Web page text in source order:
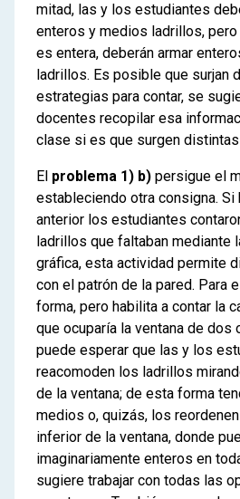
mitad, las y los estudiantes
enteros y medios ladrillos,
es entera, deberán armar
ladrillos. Es posible que surjan
estrategias para contar, se
docentes recopilar esa
clase si es que surgen
El problema 1) b) persigue el
estableciendo otra consigna. Si
anterior los estudiantes
ladrillos que faltaban mediante
gráfica, esta actividad permite
con el patrón de la pared. Para
forma, pero habilita a contar la
que ocuparía la ventana de dos
puede esperar que las y los
reacomoden los ladrillos
de la ventana; de esta forma
medios o, quizás, los
inferior de la ventana, donde
imaginariamente enteros en
sugiere trabajar con todas las